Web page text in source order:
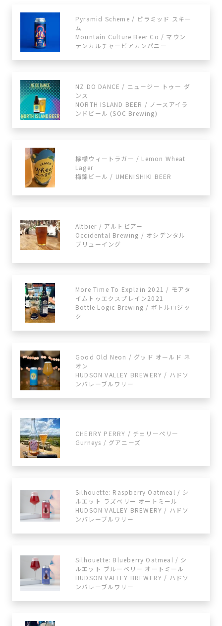
Pyramid Scheme / ピラミッド スキー
ム
Mountain Culture Beer Co / マウン
テンカルチャービアカンパニー
NZ DO DANCE / ニュージー トゥー ダ
ンス
NORTH ISLAND BEER / ノースアイラ
ンドビール (SOC Brewing)
檸檬ウィートラガー / Lemon Wheat
Lager
梅錦ビール / UMENISHIKI BEER
Altbier / アルトビアー
Occidental Brewing / オシデンタル
ブリューイング
More Time To Explain 2021 / モアタ
イムトゥエクスプレイン2021
Bottle Logic Brewing / ボトルロジッ
ク
Good Old Neon / グッド オールド ネ
オン
HUDSON VALLEY BREWERY / ハドソ
ンバレーブルワリー
CHERRY PERRY / チェリーペリー
Gurneys / グアニーズ
Silhouette: Raspberry Oatmeal / シ
ルエット ラズベリー オートミール
HUDSON VALLEY BREWERY / ハドソ
ンバレーブルワリー
Silhouette: Blueberry Oatmeal / シ
ルエット ブルーベリー オートミール
HUDSON VALLEY BREWERY / ハドソ
ンバレーブルワリー